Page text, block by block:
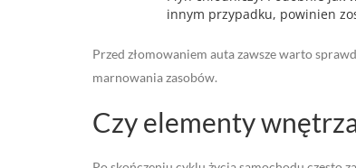
innym przypadku, powinien
Przed złomowaniem auta zawsze warto
marnowania zasobów.
Czy elementy